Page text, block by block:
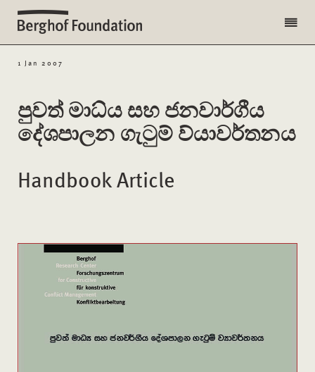
1 Jan 2007
පුවත් මාධ්ය සහ ජනවාර්ගීය
දේශපාලන ගැටුම් ව්යාවර්තනය
Handbook Article